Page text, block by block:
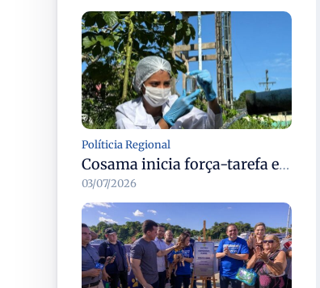
Políticia Regional
Cosama inicia força-tarefa em Anamã para fortalecer abastecimento de água e segurança hídrica da população
03/07/2026